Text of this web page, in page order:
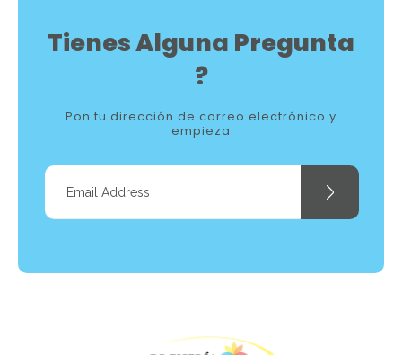
Tienes Alguna Pregunta
?
Pon tu dirección de correo electrónico y
empieza